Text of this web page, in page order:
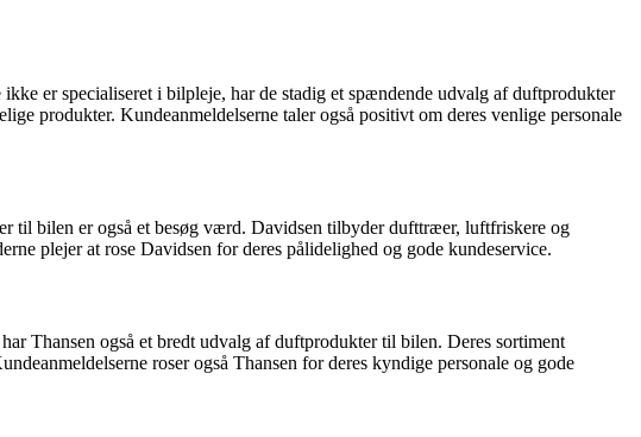
er specialiseret i bilpleje, har de stadig et spændende udvalg af duftprodukter
produkter. Kundeanmeldelserne taler også positivt om deres venlige personale
til bilen er også et besøg værd. Davidsen tilbyder dufttræer, luftfriskere og
plejer at rose Davidsen for deres pålidelighed og gode kundeservice.
Thansen også et bredt udvalg af duftprodukter til bilen. Deres sortiment
roser også Thansen for deres kyndige personale og gode